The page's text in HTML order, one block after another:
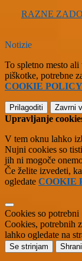
RAZNE
Notizie
To spletno mesto
piškotke, potrebne
COOKIE POLICY
Prilagoditi Zavrni
Upravljanje
V tem oknu lahko
Nujni cookies so
jih ni mogoče
Če želite izvedeti,
ogledate COOKIE
Cookies so potrebni
Cookies, potrebnih
lahko ogledate na
Se strinjam Shrani